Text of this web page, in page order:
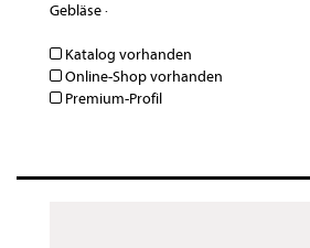
Gebläse·
Katalog vorhanden
Online-Shop vorhanden
Premium-Profil